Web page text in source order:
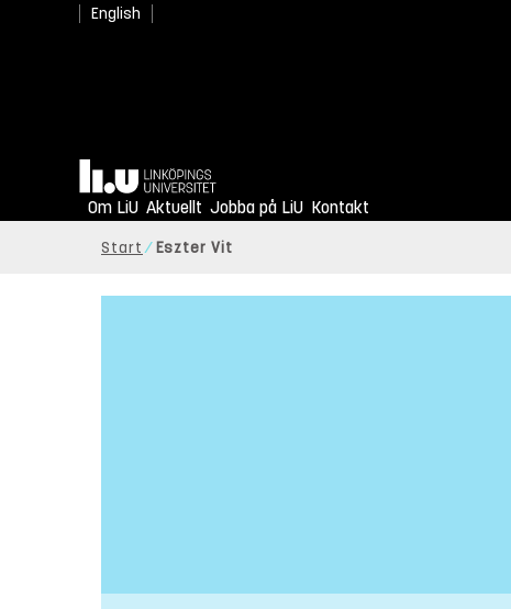
English
Hem
Om LiU Aktuellt Jobba på LiU Kontakt
Start Eszter Vit